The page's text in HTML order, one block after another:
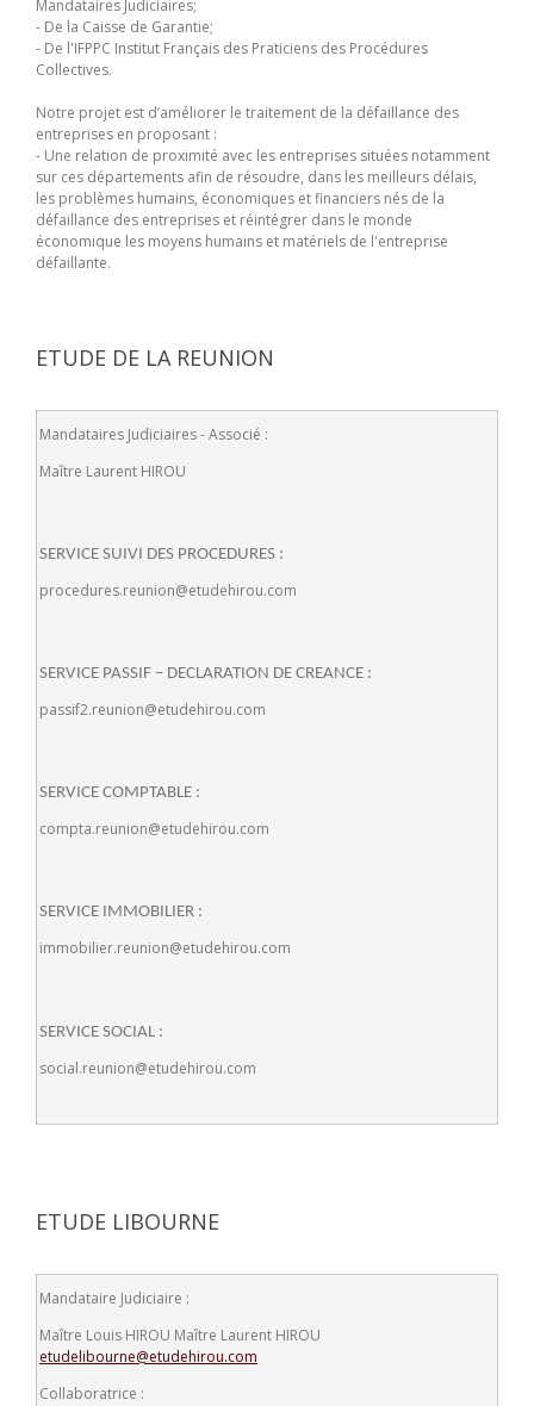
Mandataires Judiciaires;
- De la Caisse de Garantie;
- De l'IFPPC Institut Français des Praticiens des Procédures
Collectives.
Notre projet est d’améliorer le traitement de la défaillance des
entreprises en proposant :
- Une relation de proximité avec les entreprises situées notamment
sur ces départements afin de résoudre, dans les meilleurs délais,
les problèmes humains, économiques et financiers nés de la
défaillance des entreprises et réintégrer dans le monde
économique les moyens humains et matériels de l'entreprise
défaillante.
ETUDE DE LA REUNION
Mandataires Judiciaires - Associé :
Maître Laurent HIROU
SERVICE SUIVI DES PROCEDURES :
procedures.reunion@etudehirou.com
SERVICE PASSIF – DECLARATION DE CREANCE :
passif2.reunion@etudehirou.com
SERVICE COMPTABLE :
compta.reunion@etudehirou.com
SERVICE IMMOBILIER :
immobilier.reunion@etudehirou.com
SERVICE SOCIAL :
social.reunion@etudehirou.com
ETUDE LIBOURNE
Mandataire Judiciaire :
Maître Louis HIROU Maître Laurent HIROU
etudelibourne@etudehirou.com
Collaboratrice :